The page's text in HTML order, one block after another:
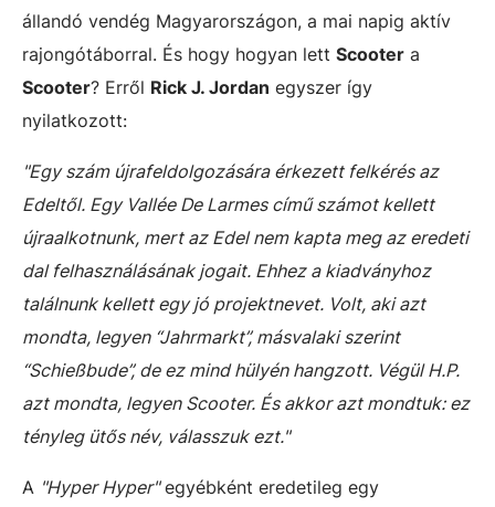
állandó vendég Magyarországon, a mai napig aktív
rajongótáborral. És hogy hogyan lett Scooter a
Scooter? Erről Rick J. Jordan egyszer így
nyilatkozott:
"Egy szám újrafeldolgozására érkezett felkérés az
Edeltől. Egy Vallée De Larmes című számot kellett
újraalkotnunk, mert az Edel nem kapta meg az eredeti
dal felhasználásának jogait. Ehhez a kiadványhoz
találnunk kellett egy jó projektnevet. Volt, aki azt
mondta, legyen “Jahrmarkt”, másvalaki szerint
“Schießbude”, de ez mind hülyén hangzott. Végül H.P.
azt mondta, legyen Scooter. És akkor azt mondtuk: ez
tényleg ütős név, válasszuk ezt."
A "Hyper Hyper"egyébként eredetileg egy